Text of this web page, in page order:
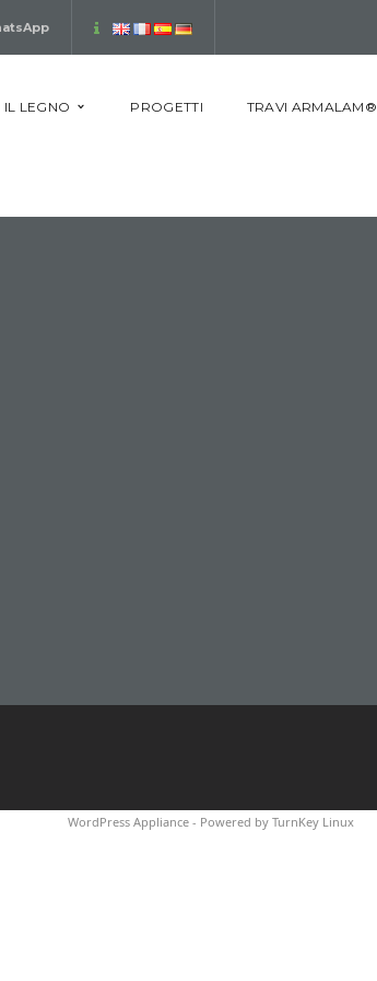
IL LEGNO PROGETTI TRAVI ARMALAM®
WordPress Appliance - Powered by TurnKey Linux